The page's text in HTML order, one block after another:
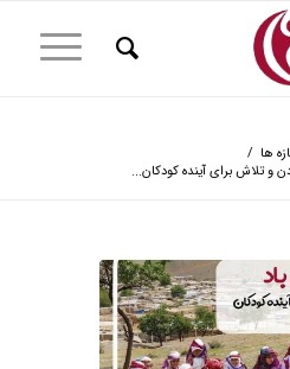
ها /
و تلاش برای آینده کودکان...